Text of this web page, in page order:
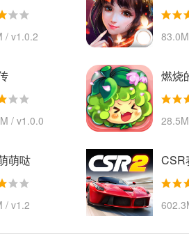
/ v1.0.2
/ v1.0.0
燃烧
萌哒
/ v1.2
CSR